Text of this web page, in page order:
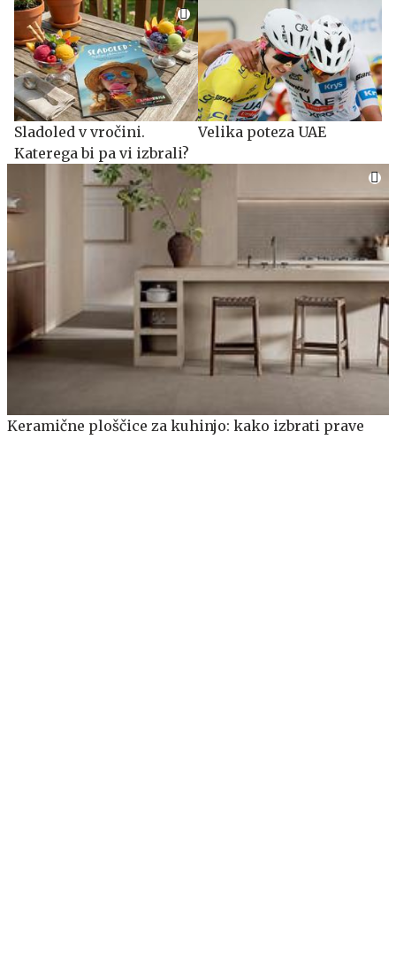
privabljale turiste še
desetletja
Sladoled v vročini.
Katerega bi pa vi izbrali?
Velika poteza UAE
Keramične ploščice za kuhinjo: kako izbrati prave